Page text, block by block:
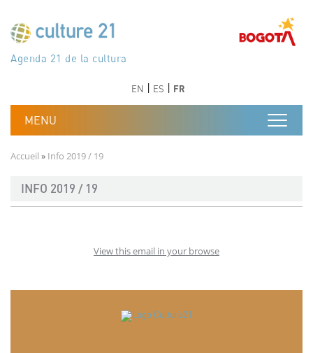
جدول أعمال القرن 21 للثقافة
Програма 21 за културата
Agenda 21 de la cultura
Agjenda 21 për kulturë
Agenda 21 van cultuur
Agenda 21 for culture
Kulturaren Agenda 21
Agenda 21 de la culture
Axenda 21 da cultura
Agenda 21 für Kultur
Agenda 21 della cultura
文化のためのアジェンダ21
دستورکار 21 برای فرهنگ
Agenda 21 dla kultury
Agenda 21 da cultura
Повестка дня 21 для культуры
Agenda 21 za kulturu
Agenda 21 de la cultura
Agenda 21 för kulturen
Kültür için Gündem 21
Порядок денний 21 для культури
EN ES FR
Fil d'Ariane
Accueil Info 2019 / 19
INFO 2019 / 19
View this email in your browse